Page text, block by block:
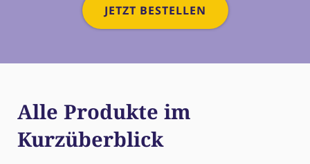
JETZT BESTELLEN
Alle Produkte im
Kurzüberblick